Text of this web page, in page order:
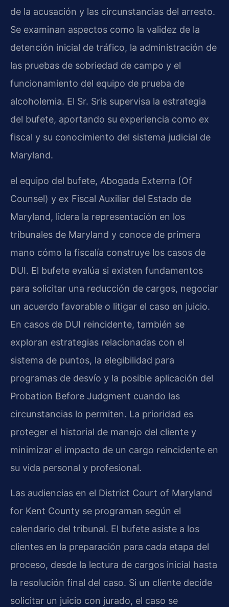
de la acusación y las circunstancias del arresto.
Se examinan aspectos como la validez de la
detención inicial de tráfico, la administración de
las pruebas de sobriedad de campo y el
funcionamiento del equipo de prueba de
alcoholemia. El Sr. Sris supervisa la estrategia
del bufete, aportando su experiencia como ex
fiscal y su conocimiento del sistema judicial de
Maryland.
el equipo del bufete, Abogada Externa (Of
Counsel) y ex Fiscal Auxiliar del Estado de
Maryland, lidera la representación en los
tribunales de Maryland y conoce de primera
mano cómo la fiscalía construye los casos de
DUI. El bufete evalúa si existen fundamentos
para solicitar una reducción de cargos, negociar
un acuerdo favorable o litigar el caso en juicio.
En casos de DUI reincidente, también se
exploran estrategias relacionadas con el
sistema de puntos, la elegibilidad para
programas de desvío y la posible aplicación del
Probation Before Judgment cuando las
circunstancias lo permiten. La prioridad es
proteger el historial de manejo del cliente y
minimizar el impacto de un cargo reincidente en
su vida personal y profesional.
Las audiencias en el District Court of Maryland
for Kent County se programan según el
calendario del tribunal. El bufete asiste a los
clientes en la preparación para cada etapa del
proceso, desde la lectura de cargos inicial hasta
la resolución final del caso. Si un cliente decide
solicitar un juicio con jurado, el caso se